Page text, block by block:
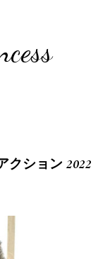
クション 2022